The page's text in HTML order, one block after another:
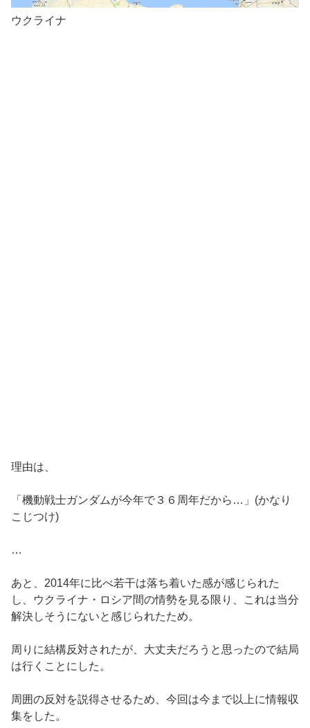
ウクライナ
理由は、
「機動戦士ガンダムが今年で３６周年だから…」(かなり
こじつけ)
…
あと、2014年に比べ若干は落ち着いた感が感じられた
し、ウクライナ・ロシア間の情勢を見る限り、これは当分
解決しそうにないと感じられたため。
周りに結構反対されたが、大丈夫だろうと思ったので結局
は行くことにした。
周囲の反対を説得させるため、今回は今まで以上に情報収
集をした。